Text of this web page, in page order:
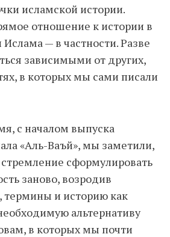
исламской истории.
отношение к истории в
— в частности. Разве
зависимыми от других,
в которых мы сами писали
с началом выпуска
«Аль-Ваъй», мы заметили,
сформулировать
заново, возродив
термины и историю как
альтернативу
в которых мы почти